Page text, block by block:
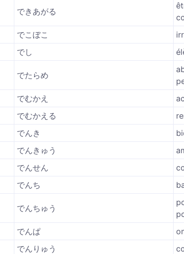
できあがる
でこぼこ
でし
でたらめ
でむかえ
でむかえる
でんき
でんきゅう
でんせん
でんち
でんちゅう
でんぱ
でんりゅう